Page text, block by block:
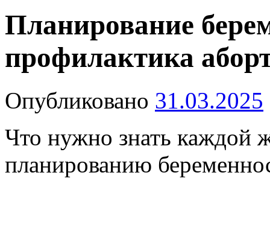
Планирование
профилактика
Опубликовано 31.03.2025
Что нужно знать каждой
планированию